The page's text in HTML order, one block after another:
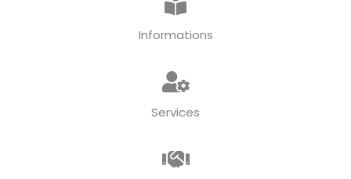
Informations
Services